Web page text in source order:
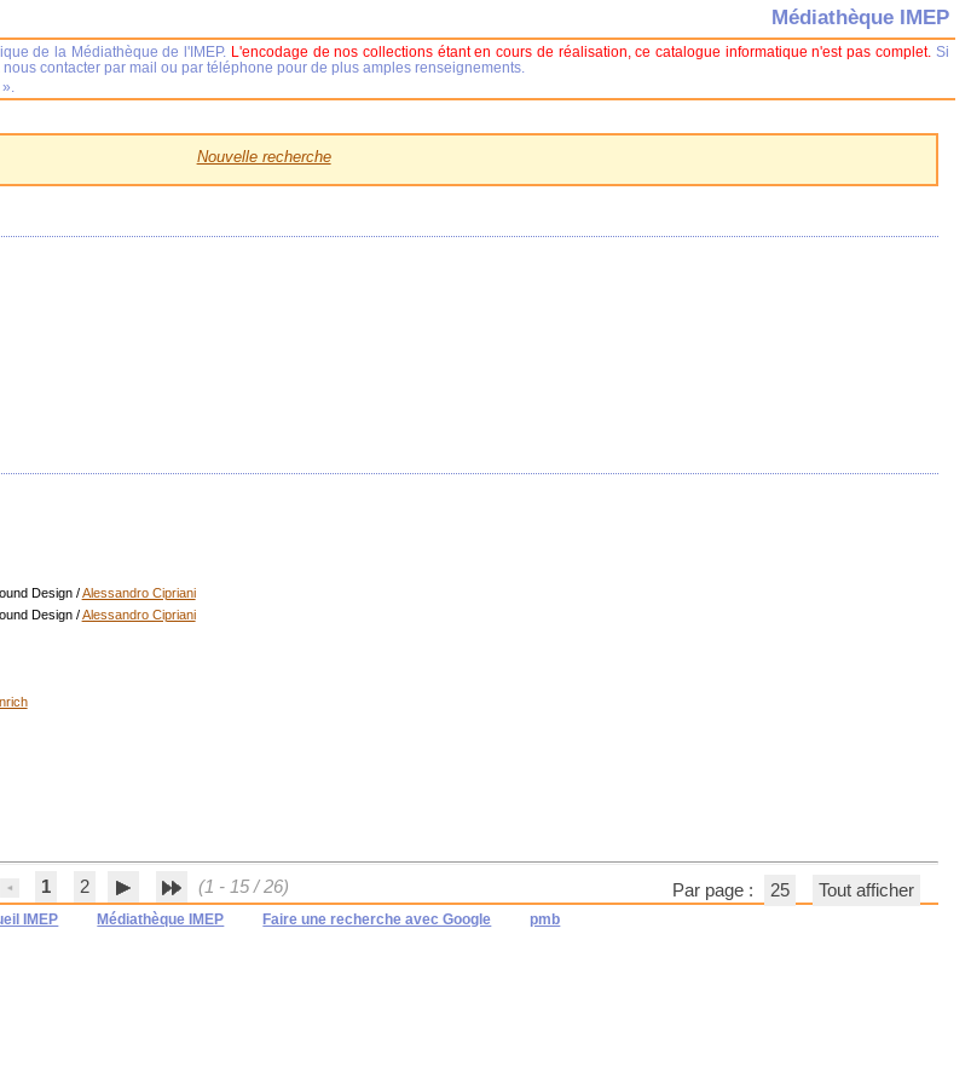
Nouvelle recherche
Design/Alessandro Cipriani
Design/Alessandro Cipriani
1 2 (1 - 15 / 26) Par page : 25 Tout afficher
IMEP Médiathèque IMEP Faire une recherche avec Google pmb
Médiathèque IMEP
de la Médiathèque de l'IMEP. L'encodage de nos collections étant en cours de réalisation, ce catalogue informatique n'est pas complet. Si
contacter par mail ou par téléphone pour de plus amples renseignements.